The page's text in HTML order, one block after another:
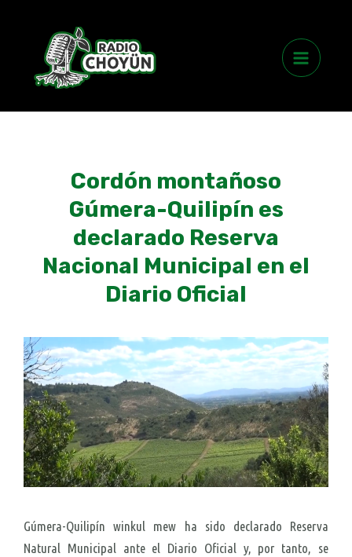
Menu
Cordón montañoso
Gúmera-Quilipín es
declarado Reserva
Nacional Municipal en el
Diario Oficial
Gúmera-Quilipín winkul mew ha sido declarado Reserva
Natural Municipal ante el Diario Oficial y, por tanto, se